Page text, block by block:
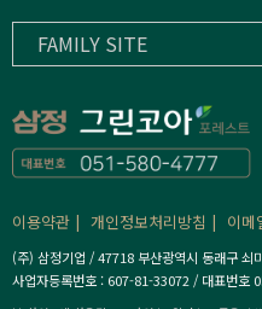
FAMILY SITE
하이스트컨트리클럽
삼정고등학교
이용약관 개인정보처리방침 이메
(주) 삼정기업 / 47718 부산광역시 동래구 쇠
사업자등록번호 : 607-81-33072 / 대표번호